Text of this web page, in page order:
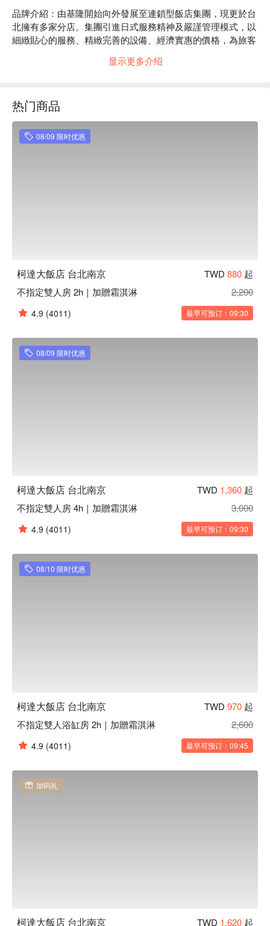
品牌介紹：由基隆開始向外發展至連鎖型飯店集團，現更於台
北擁有多家分店。集團引進日式服務精神及嚴謹管理模式，以
細緻貼心的服務、精緻完善的設備、經濟實惠的價格，為旅客
絕佳位置：2023 柯達大飯店台北南京全新開幕，位於台北小
離內，無論洽公或購物休閒皆享有最優越的交通位置。
柯達大飯店股份有限公司南京分公司，旅館登記字號：779，
統編：93758964。
柯達大飯店 台北南京優惠、柯達大飯店 台北南京住宿方案、
显示更多介绍
热门商品
08/09 限时优惠
柯達大飯店 台北南京 TWD 880 起
不指定雙人房 2h｜加贈霜淇淋
2,200
4.9 (4011) 最早可预订：09:30
08/09 限时优惠
柯達大飯店 台北南京 TWD 1,360 起
不指定雙人房 4h｜加贈霜淇淋
3,000
4.9 (4011) 最早可预订：09:30
08/10 限时优惠
柯達大飯店 台北南京 TWD 970 起
不指定雙人浴缸房 2h｜加贈霜淇淋
2,600
4.9 (4011) 最早可预订：09:45
加码礼
柯達大飯店 台北南京 TWD 1,620 起